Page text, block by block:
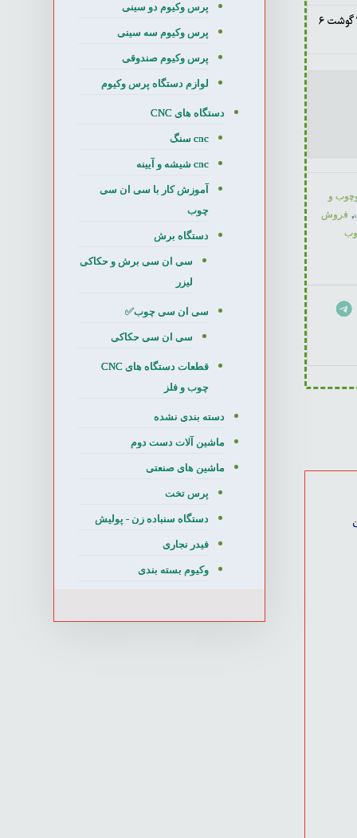
ساخته شده از پروفیل ۳۰*۳۰ گوشت ۶
و
, فروش
پرس وکیوم دو سینی
پرس وکیوم سه سینی
پرس وکیوم صندوقی
لوازم دستگاه پرس وکیوم
دستگاه های CNC
cnc سنگ
cnc شیشه و آیینه
آموزش کار با سی ان سی
چوب
دستگاه برش
سی ان سی برش و حکاکی
لیزر
سی ان سی چوب✅
سی ان سی حکاکی
قطعات دستگاه های CNC
چوب و فلز
دسته بندی نشده
ماشین آلات دست دوم
ماشین های صنعتی
پرس تخت
دستگاه سنباده زن - پولیش
فیدر نجاری
وکیوم بسته بندی